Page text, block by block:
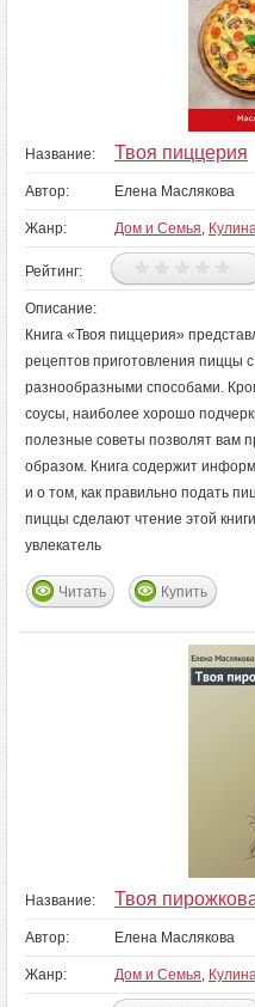
Название: Твоя пиццерия
Автор: Елена Маслякова
Жанр: Дом и Семья,
Рейтинг:
Описание:
Книга «Твоя пиццерия»
рецептов приготовления пиццы
разнообразными способами.
соусы, наиболее хорошо
полезные советы позволят вам
образом. Книга содержит
и о том, как правильно подать
пиццы сделают чтение этой
увлекатель
Читать Купить
Название: Твоя
Автор: Елена Маслякова
Жанр: Дом и Семья,